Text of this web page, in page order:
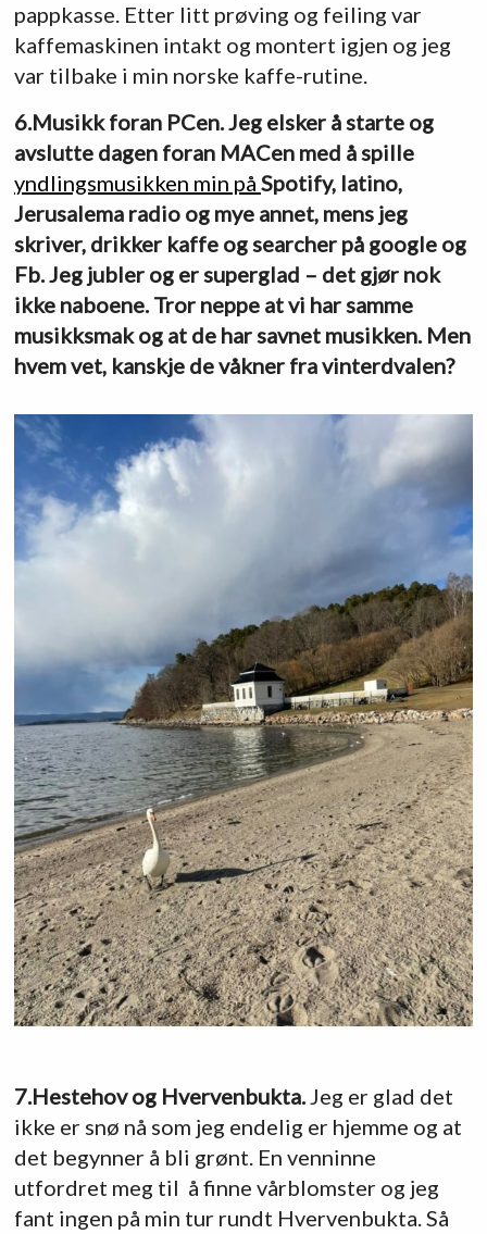
pappkasse. Etter litt prøving og feiling var
kaffemaskinen intakt og montert igjen og jeg
var tilbake i min norske kaffe-rutine.
6.Musikk foran PCen. Jeg elsker å starte og
avslutte dagen foran MACen med å spille
yndlingsmusikken min på Spotify, latino,
Jerusalema radio og mye annet, mens jeg
skriver, drikker kaffe og searcher på google og
Fb. Jeg jubler og er superglad – det gjør nok
ikke naboene. Tror neppe at vi har samme
musikksmak og at de har savnet musikken. Men
hvem vet, kanskje de våkner fra vinterdvalen?
7.Hestehov og Hvervenbukta.Jeg er glad det
ikke er snø nå som jeg endelig er hjemme og at
det begynner å bli grønt. En venninne
utfordret meg til å finne vårblomster og jeg
fant ingen på min tur rundt Hvervenbukta. Så